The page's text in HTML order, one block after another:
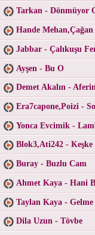
Tarkan - Dönmüyor
Hande Mehan,Çağan
Jabbar - Çalıkuşu
Ayşen - Bu O
Demet Akalın -
Era7capone,Poizi -
Yonca Evcimik -
Blok3,Ati242 - Keşke
Buray - Buzlu Cam
Ahmet Kaya - Hani
Taylan Kaya - Gelme
Dila Uzun - Tövbe